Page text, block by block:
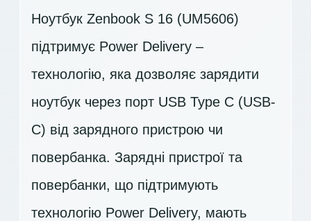
Ноутбук Zenbook S 16 (UM5606)
підтримує Power Delivery –
технологію, яка дозволяє зарядити
ноутбук через порт USB Type C (USB-
C) від зарядного пристрою чи
повербанка. Зарядні пристрої та
повербанки, що підтримують
технологію Power Delivery, мають